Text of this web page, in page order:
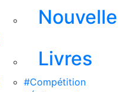
Nouvelle
Livres
#Compétition